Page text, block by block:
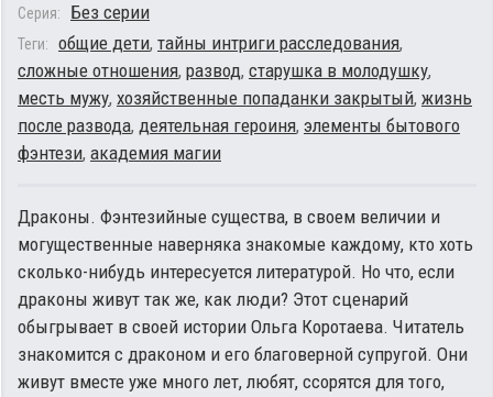
Серия: Без серии
Теги: общие дети, тайны интриги расследования,
сложные отношения, развод, старушка в молодушку,
месть мужу, хозяйственные попаданки закрытый, жизнь
после развода, деятельная героиня, элементы бытового
фэнтези, академия магии
Драконы. Фэнтезийные существа, в своем величии и
могущественные наверняка знакомые каждому, кто хоть
сколько-нибудь интересуется литературой. Но что, если
драконы живут так же, как люди? Этот сценарий
обыгрывает в своей истории Ольга Коротаева. Читатель
знакомится с драконом и его благоверной супругой. Они
живут вместе уже много лет, любят, ссорятся для того,